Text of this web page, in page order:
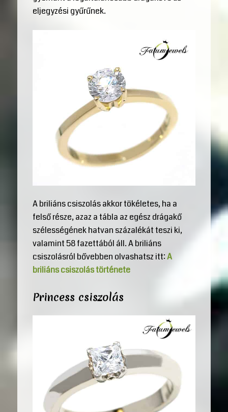
eljegyzési gyűrűnek.
A briliáns csiszolás akkor tökéletes, ha a
felső része, azaz a tábla az egész drágakő
szélességének hatvan százalékát teszi ki,
valamint 58 fazettából áll. A briliáns
csiszolásról bővebben olvashatsz itt:A
briliáns csiszolás története
Princess csiszolás